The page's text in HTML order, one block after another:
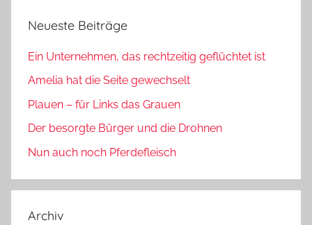
Neueste Beiträge
Ein Unternehmen, das rechtzeitig geflüchtet ist
Amelia hat die Seite gewechselt
Plauen – für Links das Grauen
Der besorgte Bürger und die Drohnen
Nun auch noch Pferdefleisch
Archiv